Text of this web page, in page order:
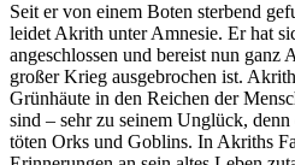
Seit er von einem Boten sterbend
leidet Akrith unter Amnesie. Er hat
angeschlossen und bereist nun ganz
großer Krieg ausgebrochen ist.
Grünhäute in den Reichen der
sind – sehr zu seinem Unglück,
töten Orks und Goblins. In Akriths